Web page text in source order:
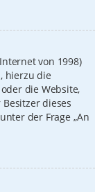
von 1998)
hierzu die
die Website,
dieses
der Frage „An